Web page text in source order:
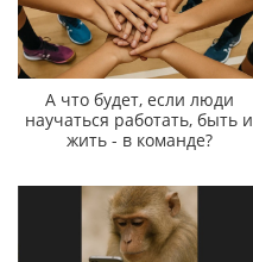
А что будет, если люди
научаться работать, быть и
жить - в команде?